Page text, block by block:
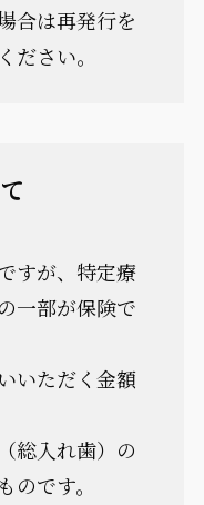
合は再発行を
さい。
すが、特定療
一部が保険で
いただく金額
総入れ歯）の
です。